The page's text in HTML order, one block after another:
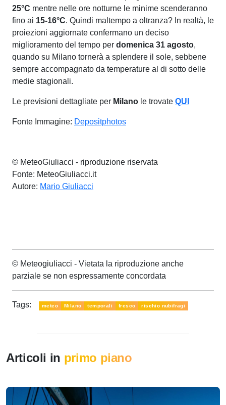
25°C mentre nelle ore notturne le minime scenderanno
fino ai 15-16°C. Quindi maltempo a oltranza? In realtà, le
proiezioni aggiornate confermano un deciso
miglioramento del tempo per domenica 31 agosto,
quando su Milano tornerà a splendere il sole, sebbene
sempre accompagnato da temperature al di sotto delle
medie stagionali.
Le previsioni dettagliate per Milano le trovate QUI
Fonte Immagine: Depositphotos
© MeteoGiuliacci - riproduzione riservata
Fonte: MeteoGiuliacci.it
Autore: Mario Giuliacci
© Meteogiuliacci - Vietata la riproduzione anche
parziale se non espressamente concordata
Tags: meteo Milano temporali fresco rischio nubifragi
Articoli in primo piano